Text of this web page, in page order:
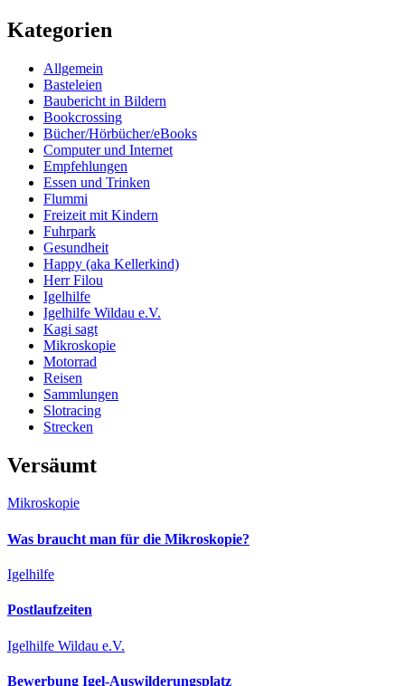
Kategorien
Allgemein
Basteleien
Baubericht in Bildern
Bookcrossing
Bücher/Hörbücher/eBooks
Computer und Internet
Empfehlungen
Essen und Trinken
Flummi
Freizeit mit Kindern
Fuhrpark
Gesundheit
Happy (aka Kellerkind)
Herr Filou
Igelhilfe
Igelhilfe Wildau e.V.
Kagi sagt
Mikroskopie
Motorrad
Reisen
Sammlungen
Slotracing
Strecken
Versäumt
Mikroskopie
Was braucht man für die Mikroskopie?
Igelhilfe
Postlaufzeiten
Igelhilfe Wildau e.V.
Bewerbung Igel-Auswilderungsplatz